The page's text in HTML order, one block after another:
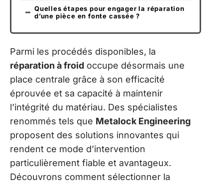
Quelles étapes pour engager la réparation
d’une pièce en fonte cassée ?
Parmi les procédés disponibles, la
réparation à froid occupe désormais une
place centrale grâce à son efficacité
éprouvée et sa capacité à maintenir
l’intégrité du matériau. Des spécialistes
renommés tels que Metalock Engineering
proposent des solutions innovantes qui
rendent ce mode d’intervention
particulièrement fiable et avantageux.
Découvrons comment sélectionner la